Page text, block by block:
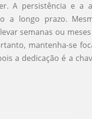
A persistência e a
a longo prazo.
semanas ou
mantenha-se
a dedicação é a